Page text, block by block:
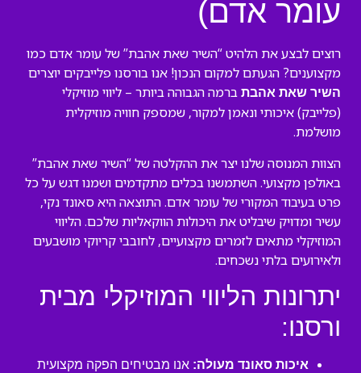
עומר אדם)
רוצים לבצע את הלהיט “השיר שאת אהבת” של עומר אדם כמו
מקצוענים? הגעתם למקום הנכון! אנו בורסנו פלייבקים יוצרים
השיר שאת אהבת ברמה הגבוהה ביותר – ליווי מוזיקלי
(פלייבק) איכותי ונאמן למקור, שמספק חוויה מוזיקלית
מושלמת.
הצוות המנוסה שלנו יצר את ההקלטה של “השיר שאת אהבת”
באולפן מקצועי. השתמשנו בכלים מתקדמים ושמנו דגש על כל
פרט בעיבוד המקורי של עומר אדם. התוצאה היא סאונד נקי,
עשיר ומדויק שיבליט את היכולות הווקאליות שלכם. הליווי
המוזיקלי מתאים לזמרים מקצועיים, לחובבי קריוקי מושבעים
ולאירועים בלתי נשכחים.
יתרונות הליווי המוזיקלי מבית
ורסנו:
איכות סאונד מעולה: אנו מבטיחים הפקה מקצועית